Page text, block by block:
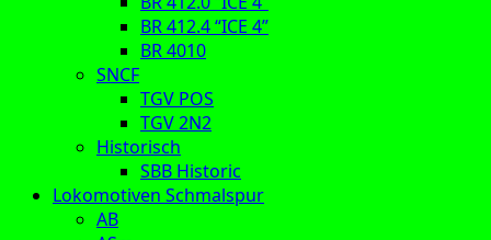
BR 412.4 “ICE 4”
BR 4010
SNCF
TGV POS
TGV 2N2
Historisch
SBB Historic
Lokomotiven Schmalspur
AB